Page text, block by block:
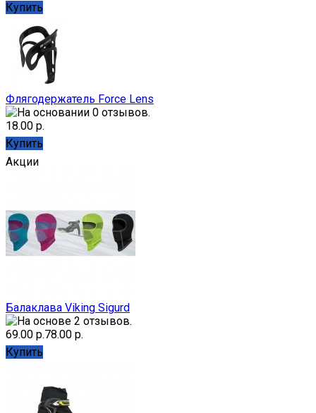
Купить
Флягодержатель Force Lens
18.00 р.
Купить
Акции
Балаклава Viking Sigurd
69.00 р.78.00 р.
Купить